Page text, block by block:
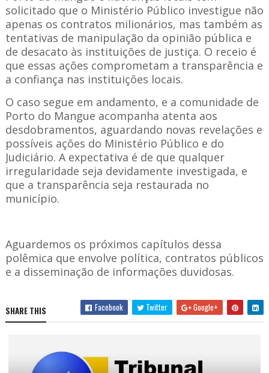
solicitado que o Ministério Público investigue não
apenas os contratos milionários, mas também as
tentativas de manipulação da opinião pública e
de desacato às instituições de justiça. O receio é
que essas ações comprometam a transparência e
a confiança nas instituições locais.
O caso segue em andamento, e a comunidade de
Porto do Mangue acompanha atenta aos
desdobramentos, aguardando novas revelações e
possíveis ações do Ministério Público e do
Judiciário. A expectativa é de que qualquer
irregularidade seja devidamente investigada, e
que a transparência seja restaurada no
município.
Aguardemos os próximos capítulos dessa
polêmica que envolve política, contratos públicos
e a disseminação de informações duvidosas.
SHARE THIS Facebook Twitter Google+